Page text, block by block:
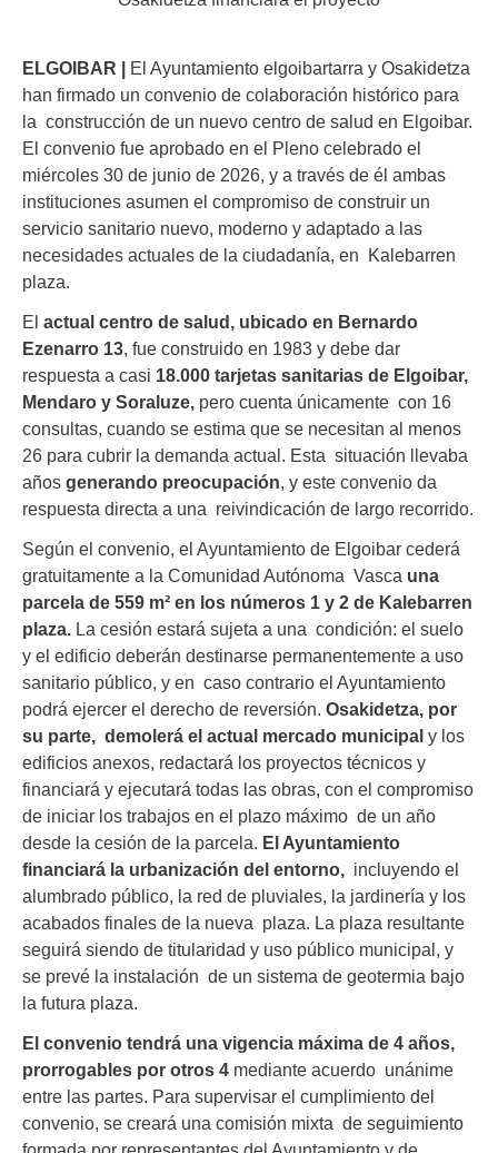
ELGOIBAR | El Ayuntamiento elgoibartarra y Osakidetza
han firmado un convenio de colaboración histórico para
la construcción de un nuevo centro de salud en Elgoibar.
El convenio fue aprobado en el Pleno celebrado el
miércoles 30 de junio de 2026, y a través de él ambas
instituciones asumen el compromiso de construir un
servicio sanitario nuevo, moderno y adaptado a las
necesidades actuales de la ciudadanía, en Kalebarren
plaza.
El actual centro de salud, ubicado en Bernardo
Ezenarro 13, fue construido en 1983 y debe dar
respuesta a casi 18.000 tarjetas sanitarias de Elgoibar,
Mendaro y Soraluze, pero cuenta únicamente con 16
consultas, cuando se estima que se necesitan al menos
26 para cubrir la demanda actual. Esta situación llevaba
años generando preocupación, y este convenio da
respuesta directa a una reivindicación de largo recorrido.
Según el convenio, el Ayuntamiento de Elgoibar cederá
gratuitamente a la Comunidad Autónoma Vasca una
parcela de 559 m² en los números 1 y 2 de Kalebarren
plaza. La cesión estará sujeta a una condición: el suelo
y el edificio deberán destinarse permanentemente a uso
sanitario público, y en caso contrario el Ayuntamiento
podrá ejercer el derecho de reversión. Osakidetza, por
su parte, demolerá el actual mercado municipal y los
edificios anexos, redactará los proyectos técnicos y
financiará y ejecutará todas las obras, con el compromiso
de iniciar los trabajos en el plazo máximo de un año
desde la cesión de la parcela. El Ayuntamiento
financiará la urbanización del entorno, incluyendo el
alumbrado público, la red de pluviales, la jardinería y los
acabados finales de la nueva plaza. La plaza resultante
seguirá siendo de titularidad y uso público municipal, y
se prevé la instalación de un sistema de geotermia bajo
la futura plaza.
El convenio tendrá una vigencia máxima de 4 años,
prorrogables por otros 4 mediante acuerdo unánime
entre las partes. Para supervisar el cumplimiento del
convenio, se creará una comisión mixta de seguimiento